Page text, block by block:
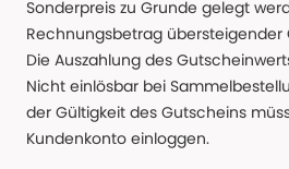
Sonderpreis zu Grunde gelegt
Rechnungsbetrag
Die Auszahlung des
Nicht einlösbar bei
der Gültigkeit des Gutscheins
Kundenkonto einloggen.